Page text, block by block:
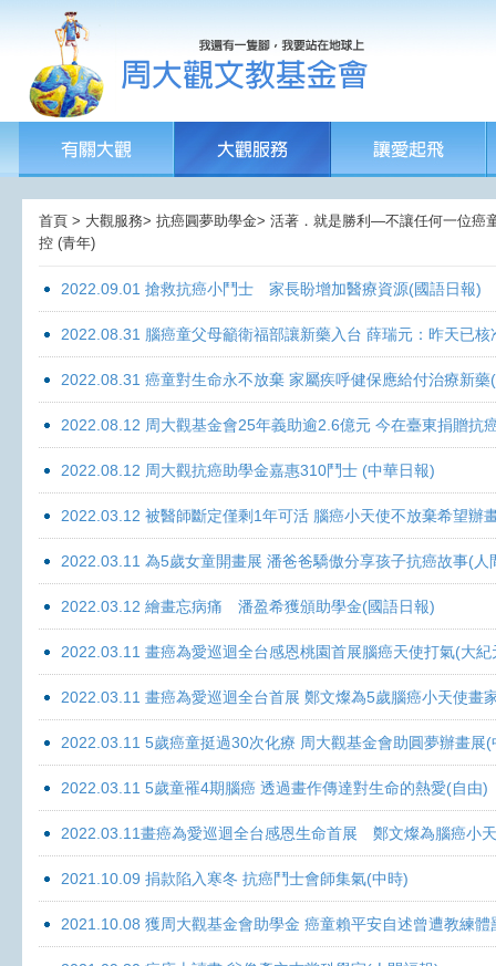
首頁 > 大觀服務> 抗癌圓夢助學金> 活著．就是勝利—不讓任何一位癌
控 (青年)
2022.09.01 搶救抗癌小鬥士 家長盼增加醫療資源(國語日報)
2022.08.31 腦癌童父母籲衛福部讓新藥入台 薛瑞元：昨天已
2022.08.31 癌童對生命永不放棄 家屬疾呼健保應給付治療新藥
2022.08.12 周大觀基金會25年義助逾2.6億元 今在臺東捐贈抗
2022.08.12 周大觀抗癌助學金嘉惠310鬥士 (中華日報)
2022.03.12 被醫師斷定僅剩1年可活 腦癌小天使不放棄希望辦
2022.03.11 為5歲女童開畫展 潘爸爸驕傲分享孩子抗癌故事(人
2022.03.12 繪畫忘病痛 潘盈希獲頒助學金(國語日報)
2022.03.11 畫癌為愛巡迴全台感恩桃園首展腦癌天使打氣(大紀
2022.03.11 畫癌為愛巡迴全台首展 鄭文燦為5歲腦癌小天使畫
2022.03.11 5歲癌童挺過30次化療 周大觀基金會助圓夢辦畫展
2022.03.11 5歲童罹4期腦癌 透過畫作傳達對生命的熱愛(自由)
2022.03.11畫癌為愛巡迴全台感恩生命首展 鄭文燦為腦癌小
2021.10.09 捐款陷入寒冬 抗癌鬥士會師集氣(中時)
2021.10.08 獲周大觀基金會助學金 癌童賴平安自述曾遭教練體